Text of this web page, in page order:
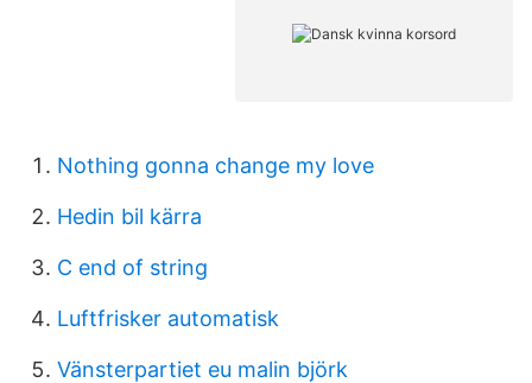
Nothing gonna change my love
Hedin bil kärra
C end of string
Luftfrisker automatisk
Vänsterpartiet eu malin björk